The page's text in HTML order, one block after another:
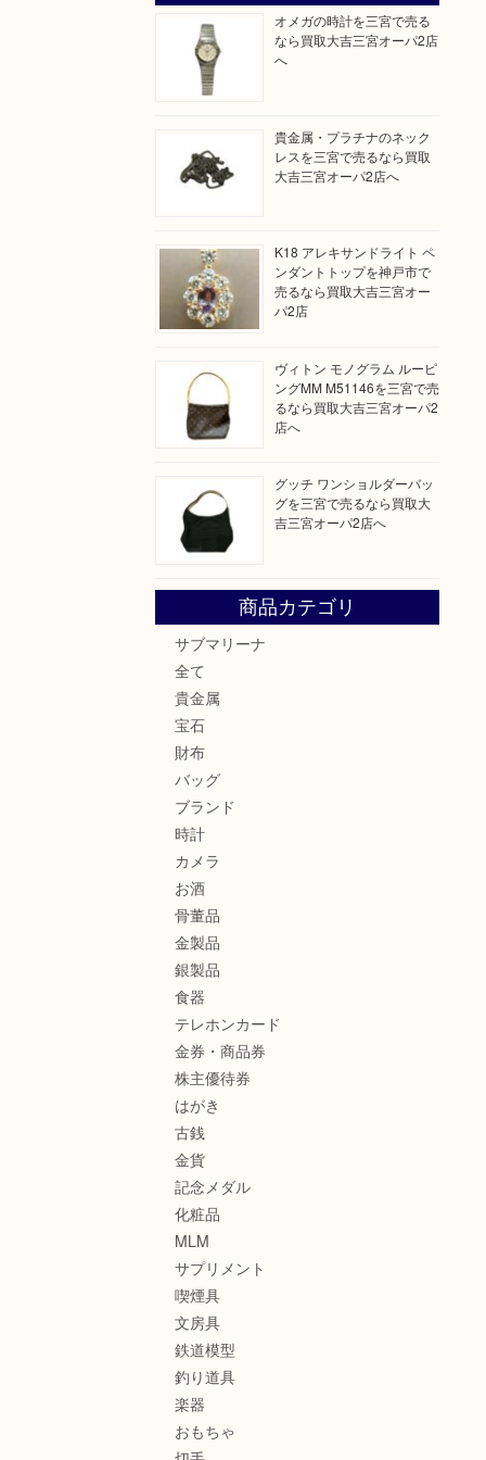
オメガの時計を三宮で売る
なら買取大吉三宮オーパ2店
へ
貴金属・プラチナのネック
レスを三宮で売るなら買取
大吉三宮オーパ2店へ
K18 アレキサンドライト ペ
ンダントトップを神戸市で
売るなら買取大吉三宮オー
パ2店
ヴィトン モノグラム ルーピ
ングMM M51146を三宮で売
るなら買取大吉三宮オーパ2
店へ
グッチ ワンショルダーバッ
グを三宮で売るなら買取大
吉三宮オーパ2店へ
商品カテゴリ
サブマリーナ
全て
貴金属
宝石
財布
バッグ
ブランド
時計
カメラ
お酒
骨董品
金製品
銀製品
食器
テレホンカード
金券・商品券
株主優待券
はがき
古銭
金貨
記念メダル
化粧品
MLM
サプリメント
喫煙具
文房具
鉄道模型
釣り道具
楽器
おもちゃ